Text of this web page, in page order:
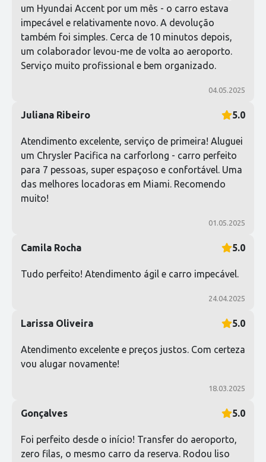
um Hyundai Accent por um mês - o carro estava
impecável e relativamente novo. A devolução
também foi simples. Cerca de 10 minutos depois,
um colaborador levou-me de volta ao aeroporto.
Serviço muito profissional e bem organizado.
04.05.2025
Juliana Ribeiro 5.0
Atendimento excelente, serviço de primeira! Aluguei
um Chrysler Pacifica na carforlong - carro perfeito
para 7 pessoas, super espaçoso e confortável. Uma
das melhores locadoras em Miami. Recomendo
muito!
01.05.2025
Camila Rocha 5.0
Tudo perfeito! Atendimento ágil e carro impecável.
24.04.2025
Larissa Oliveira 5.0
Atendimento excelente e preços justos. Com certeza
vou alugar novamente!
18.03.2025
Gonçalves 5.0
Foi perfeito desde o início! Transfer do aeroporto,
zero filas, o mesmo carro da reserva. Rodou liso